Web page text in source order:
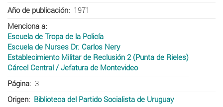
Año de publicación
1971
Menciona a
Escuela de Tropa de la Policía
Escuela de Nurses Dr. Carlos Nery
Establecimiento Militar de Reclusión 2 (Punta de Rieles)
Cárcel Central / Jefatura de Montevideo
Página
3
Origen
Biblioteca del Partido Socialista de Uruguay